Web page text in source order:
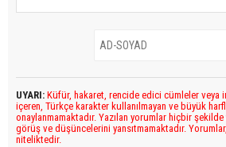
UYARI: Küfür, hakaret, rencide edici cümleler veya
içeren, Türkçe karakter kullanılmayan ve büyük
onaylanmamaktadır. Yazılan yorumlar hiçbir şekilde
görüş ve düşüncelerini yansıtmamaktadır.
niteliktedir.